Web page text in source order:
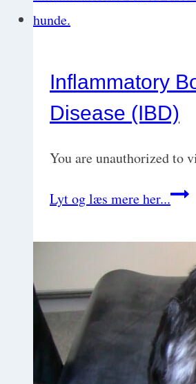
Inflammatory
Disease (IBD)
You are unauthorized to
Lyt og læs mere her...